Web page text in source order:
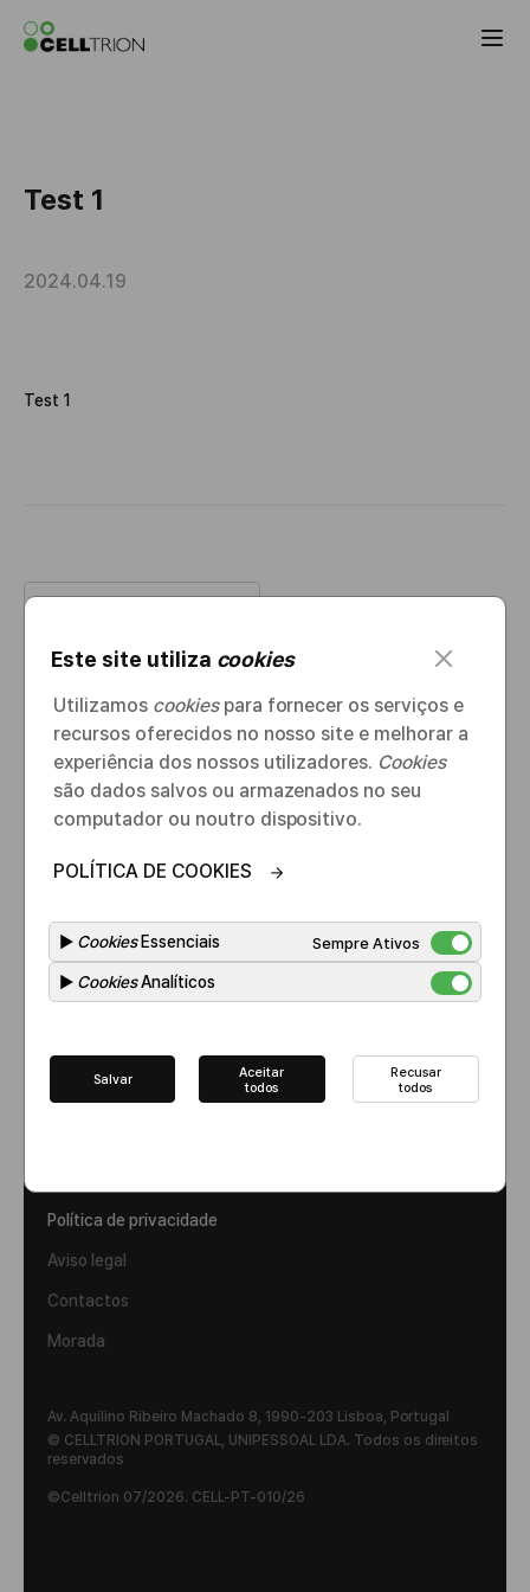
Celltrion the Global Pharmaceutical
Test 1
2024.04.19
Test 1
Este site utiliza cookies
Utilizamos cookiespara fornecer os serviços e
recursos oferecidos no nosso site e melhorar a
experiência dos nossos utilizadores. Cookies
são dados salvos ou armazenados no seu
computador ou noutro dispositivo.
POLÍTICA DE COOKIES
▶ CookiesEssenciais Sempre Ativos
▶ CookiesAnalíticos
Salvar
Aceitar
todos
Recusar
todos
o
e
Política de privacidade
Aviso legal
Contactos
Morada
Av. Aquilino Ribeiro Machado 8, 1990-203 Lisboa, Portugal
© CELLTRION PORTUGAL, UNIPESSOAL LDA. Todos os direitos
reservados
©Celltrion 07/2026. CELL-PT-010/26